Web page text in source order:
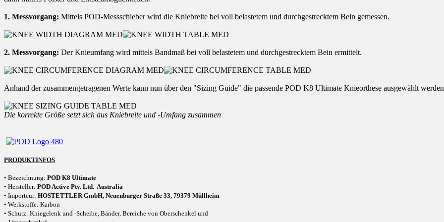
1. Messvorgang: Mittels POD-Messschieber wird die Kniebreite bei voll belastetem und durchgestrecktem Bein gemessen.
2. Messvorgang: Der Knieumfang wird mittels Bandmaß bei voll belastetem und durchgestrecktem Bein ermittelt.
Anhand der zusammengetragenen Werte kann nun über den "Sizing Guide" die passende POD K8 Ultimate Knieorthese ausgewählt
Die korrekte Größe setzt sich aus Kniebreite und -Umfang zusammen
PRODUKTINFOS
• Bezeichnung: POD K8 Ultimate
• Hersteller: POD Active Pty. Ltd. Australia
• Importeur: HOSTETTLER GmbH, Neuenburger Straße 33, 79379 Müllheim
• Werkstoffe: Karbon
• Schutz: Kniegelenk und -Scheibe, Bänder, Bereiche von Oberschenkel und